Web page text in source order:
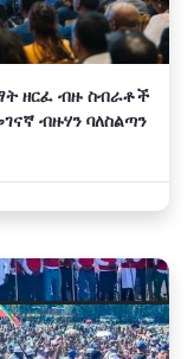
ዘርፈ ብዙ ስብራቶች
ብዙሃን ባለስልጣን